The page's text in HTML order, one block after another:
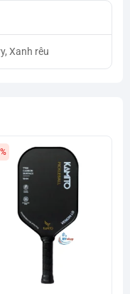
Xanh rêu